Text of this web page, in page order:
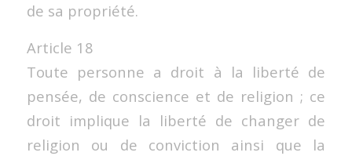
de sa propriété.
Article 18
Toute personne a droit à la liberté de
pensée, de conscience et de religion ; ce
droit implique la liberté de changer de
religion ou de conviction ainsi que la